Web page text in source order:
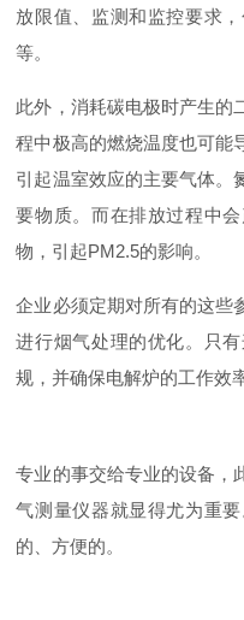
放限值、监测和监控要求
等。
此外，消耗碳电极时产生的
程中极高的燃烧温度也可能
引起温室效应的主要气体。
要物质。而在排放过程中
物，引起PM2.5的影响。
企业必须定期对所有的这些
进行烟气处理的优化。只
规，并确保电解炉的工作效
专业的事交给专业的设备，
气测量仪器就显得尤为重
的、方便的。